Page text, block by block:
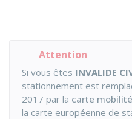
Attention
Si vous êtes INVALIDE
stationnement est
2017 par la carte
la carte européenne de